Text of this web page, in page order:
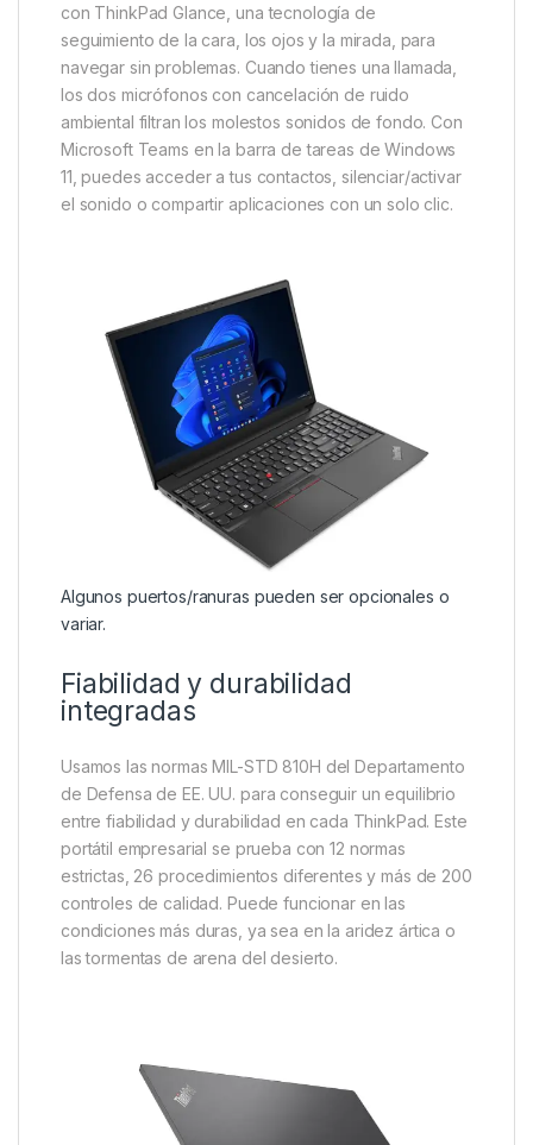
con ThinkPad Glance, una tecnología de
seguimiento de la cara, los ojos y la mirada, para
navegar sin problemas. Cuando tienes una llamada,
los dos micrófonos con cancelación de ruido
ambiental filtran los molestos sonidos de fondo. Con
Microsoft Teams en la barra de tareas de Windows
11, puedes acceder a tus contactos, silenciar/activar
el sonido o compartir aplicaciones con un solo clic.
Algunos puertos/ranuras pueden ser opcionales o
variar.
Fiabilidad y durabilidad
integradas
Usamos las normas MIL-STD 810H del Departamento
de Defensa de EE. UU. para conseguir un equilibrio
entre fiabilidad y durabilidad en cada ThinkPad. Este
portátil empresarial se prueba con 12 normas
estrictas, 26 procedimientos diferentes y más de 200
controles de calidad. Puede funcionar en las
condiciones más duras, ya sea en la aridez ártica o
las tormentas de arena del desierto.